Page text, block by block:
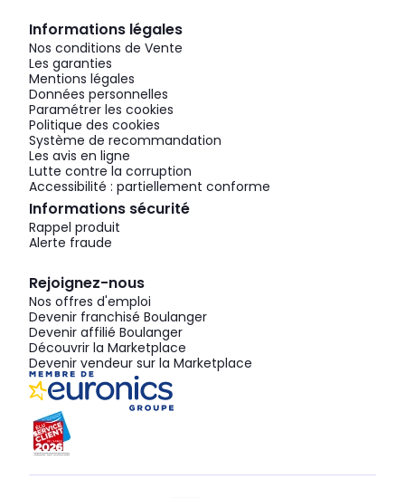
Informations légales
Nos conditions de Vente
Les garanties
Mentions légales
Données personnelles
Paramétrer les cookies
Politique des cookies
Système de recommandation
Les avis en ligne
Lutte contre la corruption
Accessibilité : partiellement conforme
Informations sécurité
Rappel produit
Alerte fraude
Rejoignez-nous
Nos offres d'emploi
Devenir franchisé Boulanger
Devenir affilié Boulanger
Découvrir la Marketplace
Devenir vendeur sur la Marketplace